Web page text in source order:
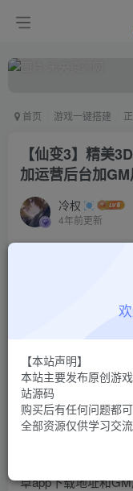
首页 游戏一键搭建
【仙变3】精美
加运营后台加
冷权
4年前更新
此内容为付费阅读，
超级会员￥
自动下载源码和编
卓app下载地址和
【本站声明】
本站主要发布原创游
站源码
购买后有任何问题都
全部资源仅供学习交